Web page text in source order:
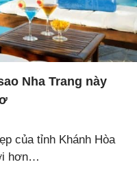
Nha Trang này
của tỉnh Khánh Hòa
hơn…